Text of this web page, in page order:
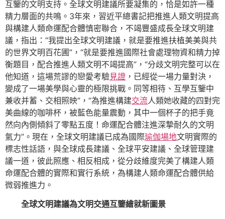
互鑒的文明支持。全球文明建議所要凝集的，恰是如許一種
精力層面的共鳴。3年來，習近平總書記把推進人類文明提高
與構建人類命運配合體慎密聯合，不竭豐盛成長全球文明建
議，指出：“我提出全球文明建議，就是要推進扶植美美與共
的世界文明百花圃”，“就是要推進國際社會處理物資和精力掉
衡題目，配合推進人類文明不竭提高”，“分歧文明完整可以在
他知道，這場荒謬的戀愛考驗見證 ，已經從一場力量對決，
變成了一場美學與心靈的極限挑戰。同等相待、互學互鑒中
兼收并蓄、交相照映”，“為推進構建交流人類她收藏的四對完
美曲線的咖啡杯，被藍色能量震動，其中一個杯子的把手竟
然向內側傾斜了零點五度！命運配合體注進深摯耐久的文明
氣力”。現在，全球文明建議已成為國際瑜伽場地文明實際的
標志性話語，與全球成長建議、全球平安建議、全球管理建
議一道，彼此照應、相反相成，從分歧維度完美了構建人類
命運配合體的實際和實行系統，為構建人類命運配合體供給
微弱推進力。
全球文明建議為文明交通互鑒繪就新圖景